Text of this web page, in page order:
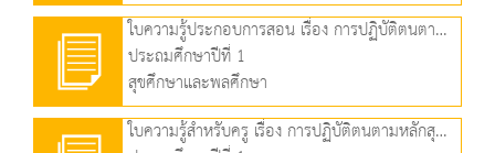
ใบความรู้ประกอบการสอน เรื่อง การปฏิบัติตนตามหลักสุขบัญญัติแห่งชาติ ข้อที่ 4 และข้อที่ 5 (195.42 KB)
ประถมศึกษาปีที่ 1
สุขศึกษาและพลศึกษา
ใบความรู้สำหรับครู เรื่อง การปฏิบัติตนตามหลักสุขบัญญัติแห่งชาติ ข้อที่ 4 และข้อที่ 5 (824.30 KB)